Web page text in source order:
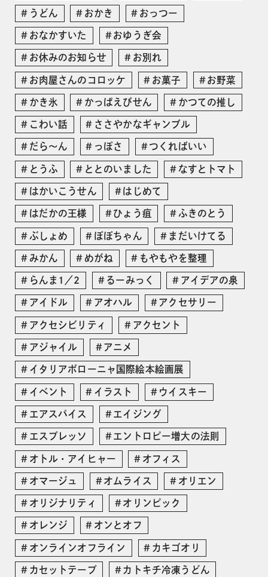
うどん おかき おっつー
おなかすいた おゆうぎ会
お休みのお知らせ お別れ
お肉屋さんのコロッケ お菓子 お野菜
かき氷 かっぱえびせん かつての推し
こわい話 ささやかなギャンブル
だら〜ん っぽさ つくればいい
とうふ ととのいました なすとトマト
はかいこうせん はじめて
はだかの王様 ひょう疽 ふきのとう
ぶしょめ ぽぽちゃん まだいけてる
みかん めがね もやもやを整理
らんま1／2 るーみっく アイデアの泉
アイドル アオハル アクセサリー
アクセシビリティ アクセント
アジャイル アニメ
イタリアボローニャ国際絵本絵画展
イベント イラスト ウイスキー
エアスパイス エイジング
エスプレッソ エントロピー増大の法則
オトル・アイヒャー オフィス
オマージュ オムライス オリエン
オリジナリティ オリンピック
オレンジ オンとオフ
オンラインオフライン カキゴオリ
カセットテープ カトキチ冷凍うどん